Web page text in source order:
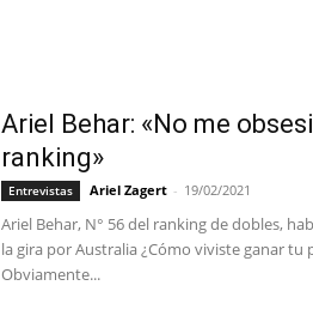
Ariel Behar: «No me
ranking»
Entrevistas Ariel Zagert - 19/02/2021
Ariel Behar, N° 56 del ranking de dobles,
la gira por Australia ¿Cómo viviste ganar tu
Obviamente...